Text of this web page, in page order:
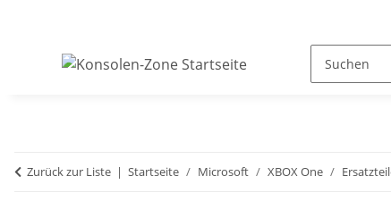
Zurück zur Liste Startseite Microsoft XBOX One